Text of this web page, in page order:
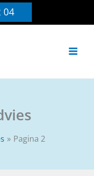
04
Pagina 2